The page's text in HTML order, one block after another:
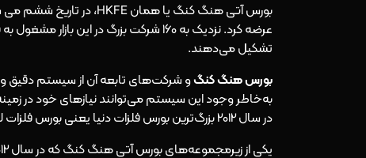
عرضه کرد. نزدیک به 160 شرکت بزرگ در
تشکیل می‌دهند.
بورس هنگ کنگو شرکت‌های تابعه آن از سیستم دقیق
در سال 2012 بزرگ‌ترین بورس فلزات دنیا یعنی بورس فلزات لندن را خریداری کند و به اعتبار خود بیفزاید.